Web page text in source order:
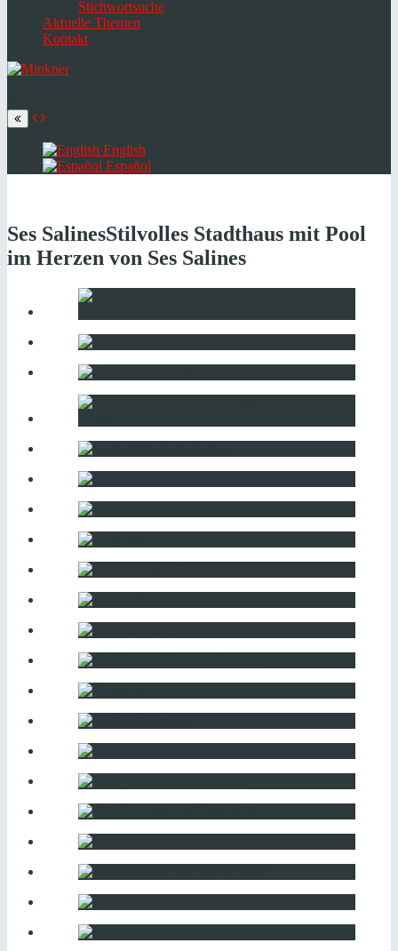
Stichwortsuche
Aktuelle Themen
Kontakt
language
English
Español
Ses SalinesStilvolles Stadthaus mit Pool
im Herzen von Ses Salines